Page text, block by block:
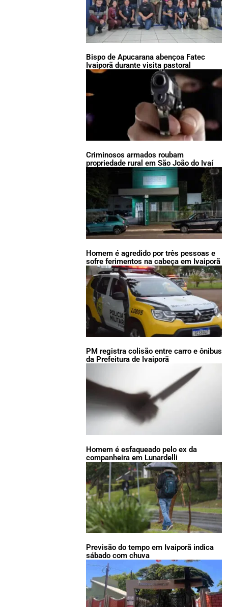
Bispo de Apucarana abençoa Fatec
Ivaiporã durante visita pastoral
Criminosos armados roubam
propriedade rural em São João do Ivaí
Homem é agredido por três pessoas e
sofre ferimentos na cabeça em Ivaiporã
PM registra colisão entre carro e ônibus
da Prefeitura de Ivaiporã
Homem é esfaqueado pelo ex da
companheira em Lunardelli
Previsão do tempo em Ivaiporã indica
sábado com chuva